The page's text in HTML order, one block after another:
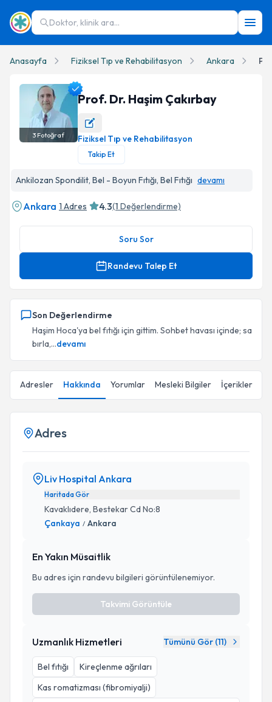
Doktor, klinik ara...
Anasayfa Fiziksel Tıp ve Rehabilitasyon Ankara
Prof. Dr. Haşim Çakırbay Profil Fotoğrafı
3 Fotoğraf
Prof. Dr. Haşim Çakırbay
Fiziksel Tıp ve Rehabilitasyon
Takip Et
Ankilozan Spondilit, Bel - Boyun Fıtığı, Bel Fıtığı devamı
Ankara 1 Adres 4.3(1 Değerlendirme)
Soru Sor
Randevu Talep Et
Son Değerlendirme
Haşim Hoca'ya bel fıtığı için gittim. Sohbet havası içinde; sa
bırla,...devamı
Adresler Hakkında Yorumlar Mesleki Bilgiler İçerikler
Adres
Liv Hospital Ankara
Haritada Gör
Kavaklıdere, Bestekar Cd No:8
Çankaya / Ankara
En Yakın Müsaitlik
Bu adres için randevu bilgileri görüntülenemiyor.
Takvimi Görüntüle
Uzmanlık Hizmetleri Tümünü Gör (11)
Bel fıtığı
Kireçlenme ağrıları
Kas romatizması (fibromiyalji)